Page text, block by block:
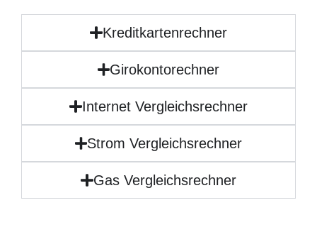
Kreditkartenrechner
Girokontorechner
Internet Vergleichsrechner
Strom Vergleichsrechner
Gas Vergleichsrechner